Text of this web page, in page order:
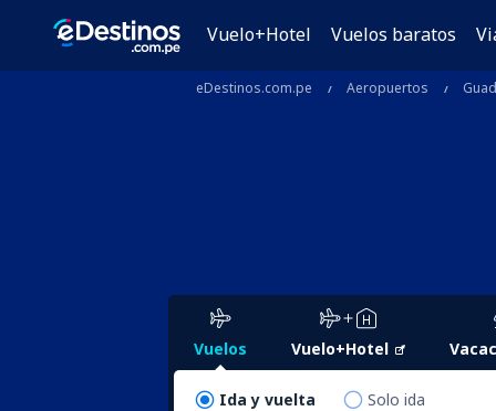
Vuelo+Hotel Vuelos baratos
eDestinos.com.pe Aeropuertos
Vuelos Vuelo+Hotel
Ida y vuelta Solo ida